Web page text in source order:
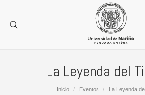
La Leyenda del
Inicio Eventos La Leyenda